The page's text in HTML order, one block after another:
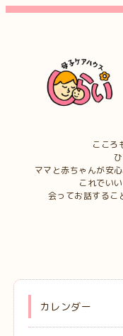
こころ
ママと赤ちゃんが安
これでい
会ってお話するこ
カレンダー